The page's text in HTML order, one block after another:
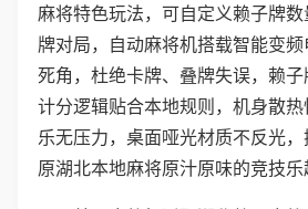
麻将特色玩法，可自定义赖子牌
牌对局，自动麻将机搭载智能变
死角，杜绝卡牌、叠牌失误，赖子
计分逻辑贴合本地规则，机身散
乐无压力，桌面哑光材质不反光
原湖北本地麻将原汁原味的竞技乐